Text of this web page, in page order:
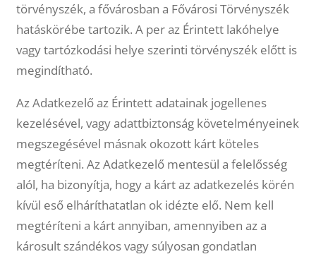
törvényszék, a fővárosban a Fővárosi Törvényszék
hatáskörébe tartozik. A per az Érintett lakóhelye
vagy tartózkodási helye szerinti törvényszék előtt is
megindítható.
Az Adatkezelő az Érintett adatainak jogellenes
kezelésével, vagy adattbiztonság követelményeinek
megszegésével másnak okozott kárt köteles
megtéríteni. Az Adatkezelő mentesül a felelősség
alól, ha bizonyítja, hogy a kárt az adatkezelés körén
kívül eső elháríthatatlan ok idézte elő. Nem kell
megtéríteni a kárt annyiban, amennyiben az a
károsult szándékos vagy súlyosan gondatlan